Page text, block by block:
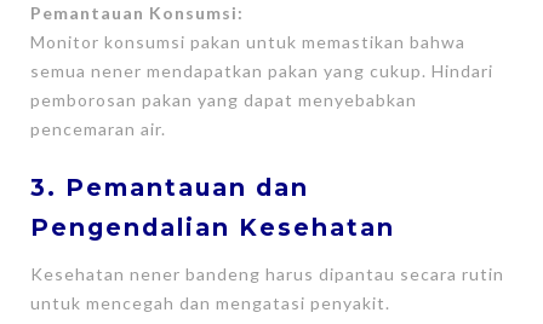
Pemantauan Konsumsi:
Monitor konsumsi pakan untuk memastikan bahwa
semua nener mendapatkan pakan yang cukup. Hindari
pemborosan pakan yang dapat menyebabkan
pencemaran air.
3. Pemantauan dan
Pengendalian Kesehatan
Kesehatan nener bandeng harus dipantau secara rutin
untuk mencegah dan mengatasi penyakit.